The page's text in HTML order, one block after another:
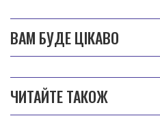
ВАМ БУДЕ ЦІКАВО
ЧИТАЙТЕ ТАКОЖ